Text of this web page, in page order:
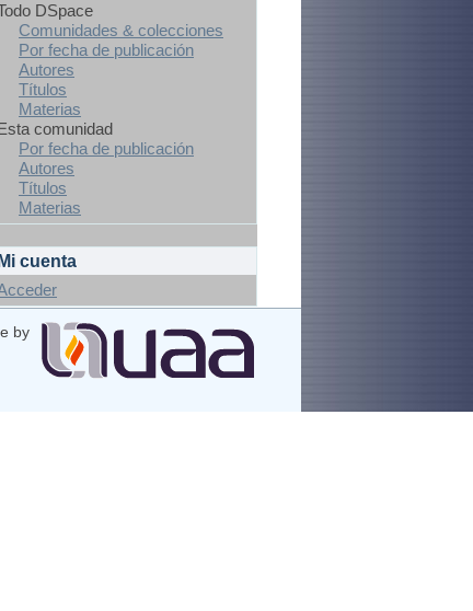
DSpace
Comunidades & colecciones
Por fecha de publicación
Autores
Títulos
Materias
comunidad
Por fecha de publicación
Autores
Títulos
Materias
cuenta
by